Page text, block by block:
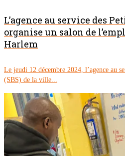
L’agence au service des
organise un salon de
Harlem
Le jeudi 12 décembre 2024, l’agence au
(SBS) de la ville...